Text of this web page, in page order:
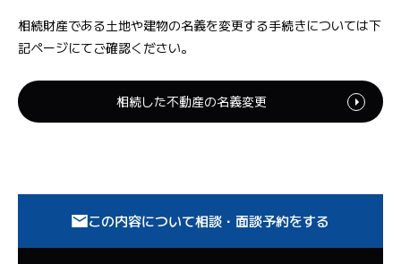
相続財産である土地や建物の名義を変更する手続きについては下
記ページにてご確認ください。
相続した不動産の名義変更
この内容について相談・面談予約をする